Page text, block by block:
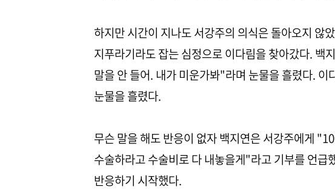
하지만 시간이 지나도 서강주의 의식은 돌아오지 않
지푸라기라도 잡는 심정으로 이다림을 찾아갔다. 백
말을 안 들어. 내가 미운가봐"라며 눈물을 흘렸다.
눈물을 흘렸다.
무슨 말을 해도 반응이 없자 백지연은 서강주에게
수술하라고 수술비로 다 내놓을게"라고 기부를 언급
반응하기 시작했다.